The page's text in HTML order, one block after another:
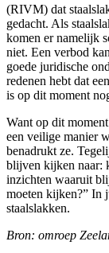
(RIVM) dat
gedacht. Als
komen er namelijk
niet. Een verbod
goede juridische
redenen hebt dat
is op dit moment
Want op dit
een veilige manier
benadrukt ze.
blijven kijken naar:
inzichten waaruit
moeten kijken?” In
staalslakken.
Bron: omroep